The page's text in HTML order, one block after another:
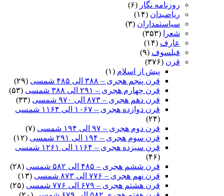
روزنامه نگار (۶)
ریاضیدان (۱۴)
سیاستمداران (۳)
شعرا
(۳۵۳)
عارف (۱۴)
فیلسوف (۹)
قرن (۳۷۶)
پیش از اسلام (۱)
قرن پنجم هجری – ۳۸۸ الی ۴۸۵ شمسی
(۲۹)
قرن چهارم هجری – ۲۹۱ الی ۳۸۸ شمسی
(۵۳)
قرن دهم هجری – ۸۷۳ الی ۹۷۰ شمسی
(۳۳)
قرن دوازده هجری – ۱۰۶۷ الی ۱۱۶۴ شمسی
(۲۴)
قرن دوم هجری – ۹۷ الی ۱۹۴ شمسی
(۷)
قرن سوم هجری – ۱۹۴ الی ۲۹۱ شمسی
(۱۲)
قرن سیزده هجری – ۱۱۶۴ الی ۱۲۶۱ شمسی
(۴۶)
قرن ششم هجری – ۴۸۵ الی ۵۸۲ شمسی
(۲۸)
قرن نهم هجری – ۷۷۶ الی ۸۷۳ شمسی
(۱۳)
قرن هشتم هجری – ۶۷۹ الی ۷۷۶ شمسی
(۲۵)